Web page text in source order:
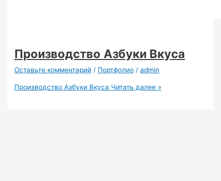
Производство Азбуки Вкуса
Оставьте комментарий / Портфолио /admin
Производство Азбуки Вкуса Читать далее »